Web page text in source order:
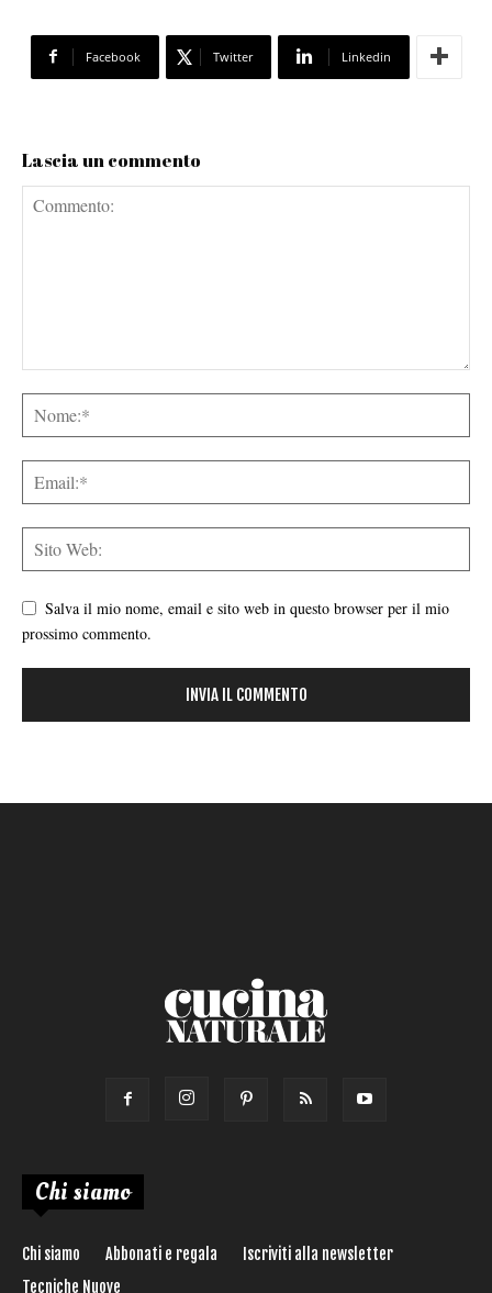
Facebook Twitter Linkedin
Lascia un commento
Salva il mio nome, email e sito web in questo browser per il mio
prossimo commento.
Chi siamo
Chi siamo Abbonati e regala
Iscriviti alla newsletter
Tecniche Nuove